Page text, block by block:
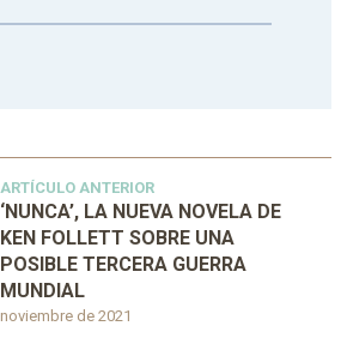
ARTÍCULO ANTERIOR
noviembre de 2021
‘NUNCA’, LA NUEVA NOVELA DE
KEN FOLLETT SOBRE UNA
POSIBLE TERCERA GUERRA
MUNDIAL